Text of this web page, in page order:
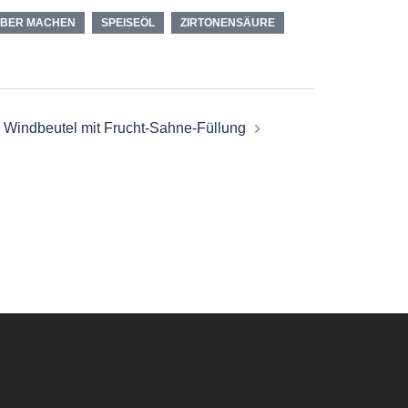
MACHEN SPEISEÖL ZIRTONENSÄURE
Windbeutel mit Frucht-Sahne-Füllung